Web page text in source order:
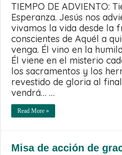
TIEMPO DE ADVIENTO:
Esperanza. Jesús nos
vivamos la vida desde la
conscientes de Aquél a
venga. Él vino en la
Él viene en el misterio
los sacramentos y los
revestido de gloria al
vendrá… …
Read More »
Misa de acción de